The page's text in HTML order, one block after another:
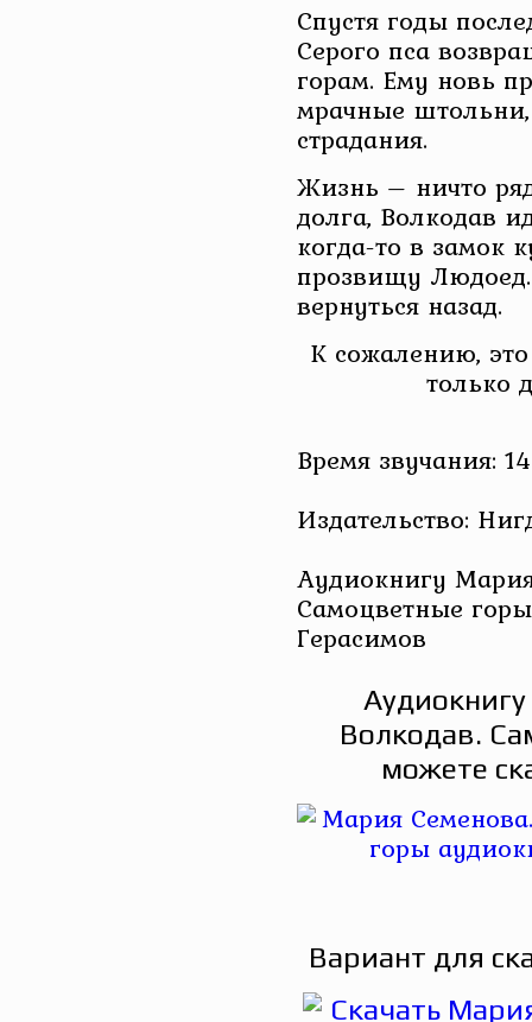
Спустя годы
Серого пса
горам. Ему новь
мрачные
страдания.
Жизнь – ничто
долга, Волкодав
когда-то в замок
прозвищу
вернуться назад.
К сожалению,
только
Время звучания:
Издательство:
Аудиокнигу
Самоцветные
Герасимов
Волкодав.
можете
Вариант для